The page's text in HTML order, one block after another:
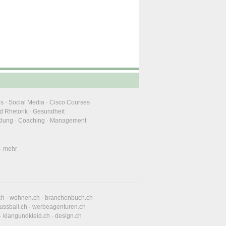
· Social Media · Cisco Courses
Rhetorik · Gesundheit
· Coaching · Management
mehr
· wohnen.ch · branchenbuch.ch
· werbeagenturen.ch
klangundkleid.ch · design.ch